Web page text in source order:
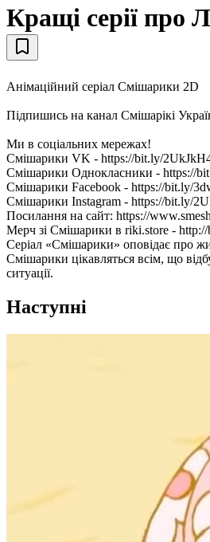
Кращі серії про
Анімаційний серіал Смішарики 2D
Підпишись на канал Смiшарікі
Ми в соціальних мережах!
Смішарики VK - https://bit.ly/
Смішарики Однокласники - https://
Смішарики Facebook - https://bit.ly/
Смішарики Instagram - https://bit.ly/
Посилання на сайт: https://
Мерч зі Смішарики в riki.store -
Серіал «Смішарики» оповідає про
Смішарики цікавляться всім, що
ситуації.
Наступні